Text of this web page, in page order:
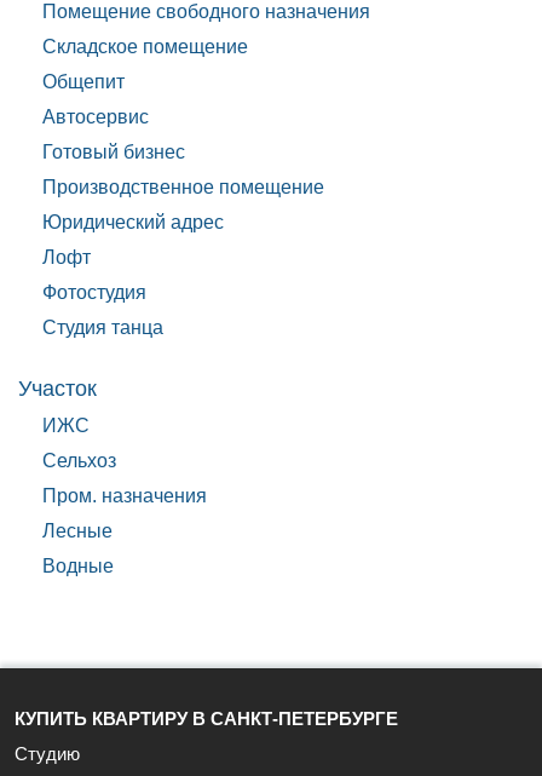
Помещение свободного назначения
Складское помещение
Общепит
Автосервис
Готовый бизнес
Производственное помещение
Юридический адрес
Лофт
Фотостудия
Студия танца
Участок
ИЖС
Сельхоз
Пром. назначения
Лесные
Водные
КУПИТЬ КВАРТИРУ В САНКТ-ПЕТЕРБУРГЕ
Студию